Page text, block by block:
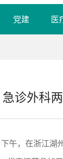
党建 医
急诊外科
，在浙江湖州